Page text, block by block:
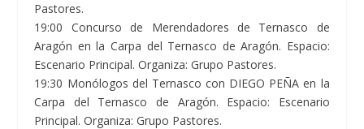
Pastores.
19:00 Concurso de Merendadores de Ternasco de
Aragón en la Carpa del Ternasco de Aragón. Espacio:
Escenario Principal. Organiza: Grupo Pastores.
19:30 Monólogos del Ternasco con DIEGO PEÑA en la
Carpa del Ternasco de Aragón. Espacio: Escenario
Principal. Organiza: Grupo Pastores.